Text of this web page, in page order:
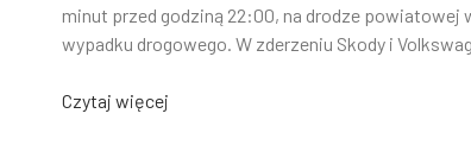
minut przed godziną 22:00, na drodze
wypadku drogowego. W zderzeniu Skody i
Czytaj więcej